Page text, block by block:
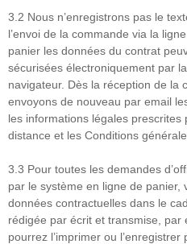
3.2 Nous n’enregistrons pas le
l’envoi de la commande via la
panier les données du contrat
sécurisées électroniquement par
navigateur. Dès la réception de la
envoyons de nouveau par email
les informations légales
distance et les Conditions
3.3 Pour toutes les demandes
par le système en ligne de panier,
données contractuelles dans le
rédigée par écrit et transmise, par
pourrez l’imprimer ou l’enregistrer